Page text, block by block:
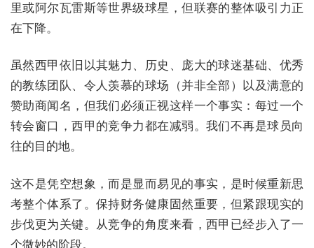
里或阿尔瓦雷斯等世界级球星，但联赛的整体吸引力正
在下降。
虽然西甲依旧以其魅力、历史、庞大的球迷基础、优秀
的教练团队、令人羡慕的球场（并非全部）以及满意的
赞助商闻名，但我们必须正视这样一个事实：每过一个
转会窗口，西甲的竞争力都在减弱。我们不再是球员向
往的目的地。
这不是凭空想象，而是显而易见的事实，是时候重新思
考整个体系了。保持财务健康固然重要，但紧跟现实的
步伐更为关键。从竞争的角度来看，西甲已经步入了一
个微妙的阶段。